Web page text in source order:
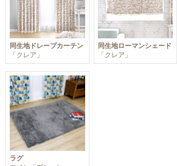
同生地ドレープカーテン
「クレア」
同生地ローマンシェード
「クレア」
ラグ